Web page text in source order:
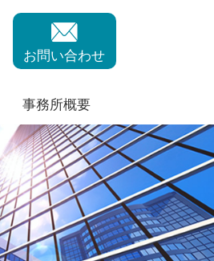
お問い合わせ
事務所概要